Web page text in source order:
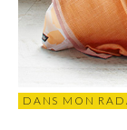
DANS MON